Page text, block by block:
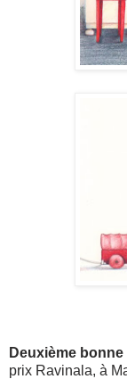
Deuxième
prix Ravinala, à